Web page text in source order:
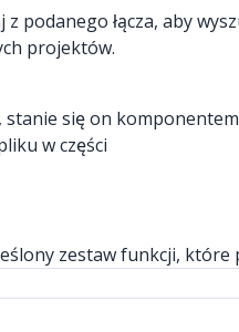
podanego łącza, aby
projektów.
się on
w części
zestaw funkcji, które